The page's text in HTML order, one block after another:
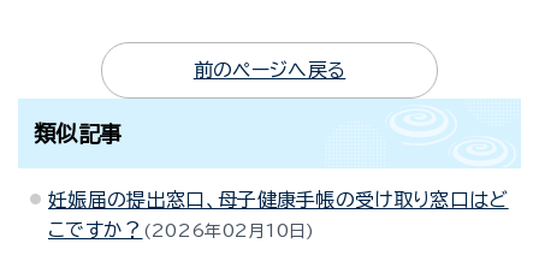
前のページへ戻る
類似記事
妊娠届の提出窓口、母子健康手帳の受け取り窓口はど
こですか？
2026年02月10日